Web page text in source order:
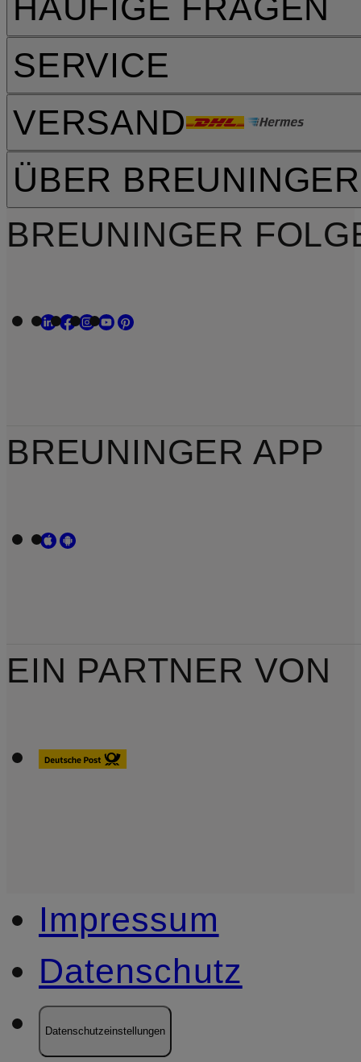
HÄUFIGE FRAGEN
SERVICE
VERSAND
ÜBER BREUNINGER
EIN PARTNER VON
BREUNINGER
BREUNINGER APP
Impressum
Datenschutz
Datenschutzeinstellungen